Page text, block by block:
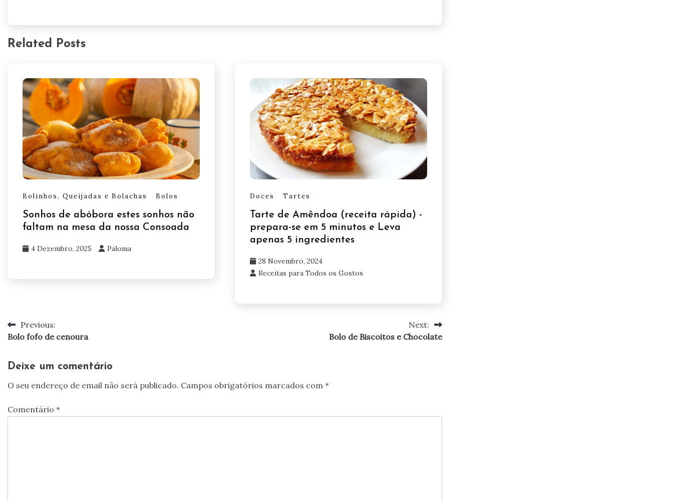
Related Posts
Bolinhos, Queijadas e Bolachas Bolos
Sonhos de abóbora estes sonhos não
faltam na mesa da nossa Consoada
4 Dezembro, 2025 Paloma
Doces Tartes
Tarte de Amêndoa (receita rápida) -
prepara-se em 5 minutos e Leva
apenas 5 ingredientes
28 Novembro, 2024
Receitas para Todos os Gostos
Navegação
artigos
Previous:
Bolo fofo de cenoura
Next:
Bolo de Biscoitos e Chocolate
Deixe um comentário
O seu endereço de email não será publicado. Campos obrigatórios marcados com *
Comentário *